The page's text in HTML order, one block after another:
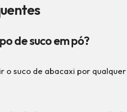
de suco em pó?
o suco de abacaxi por